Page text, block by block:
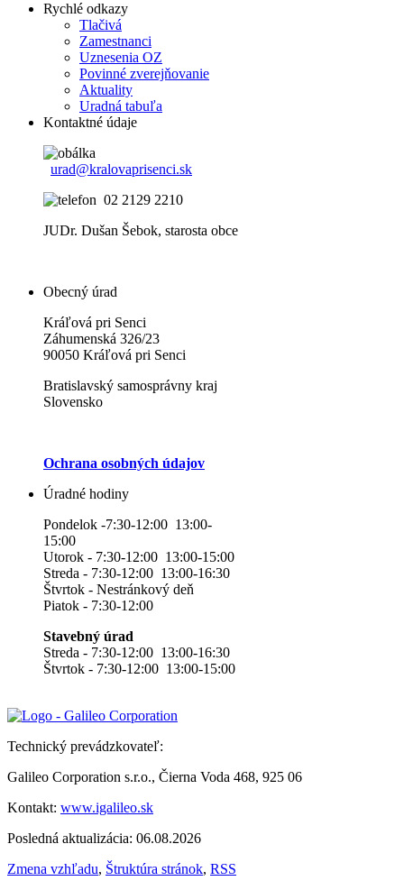
Rychlé odkazy
Tlačivá
Zamestnanci
Uznesenia OZ
Povinné zverejňovanie
Aktuality
Uradná tabuľa
Kontaktné údaje
urad@kralovaprisenci.sk
02 2129 2210
JUDr. Dušan Šebok, starosta obce
Obecný úrad
Kráľová pri Senci
Záhumenská 326/23
90050 Kráľová pri Senci
Bratislavský samosprávny kraj
Slovensko
Ochrana osobných údajov
Úradné hodiny
Pondelok -7:30-12:00 13:00-
15:00
Utorok - 7:30-12:00 13:00-15:00
Streda - 7:30-12:00 13:00-16:30
Štvrtok - Nestránkový deň
Piatok - 7:30-12:00
Stavebný úrad
Streda - 7:30-12:00 13:00-16:30
Štvrtok - 7:30-12:00 13:00-15:00
Technický prevádzkovateľ:
Galileo Corporation s.r.o., Čierna Voda 468, 925 06
Kontakt: www.igalileo.sk
Posledná aktualizácia: 06.08.2026
Zmena vzhľadu, Štruktúra stránok, RSS